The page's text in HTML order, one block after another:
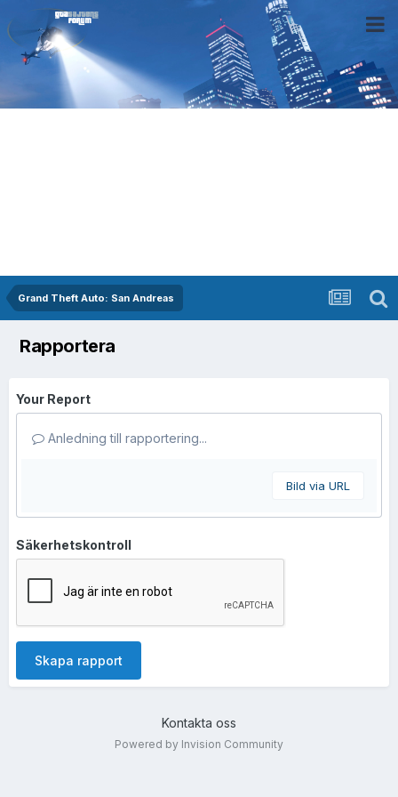
Grand Theft Auto: San Andreas
Rapportera
Your Report
Anledning till rapportering...
Bild via URL
Säkerhetskontroll
Skapa rapport
Kontakta oss
Powered by Invision Community